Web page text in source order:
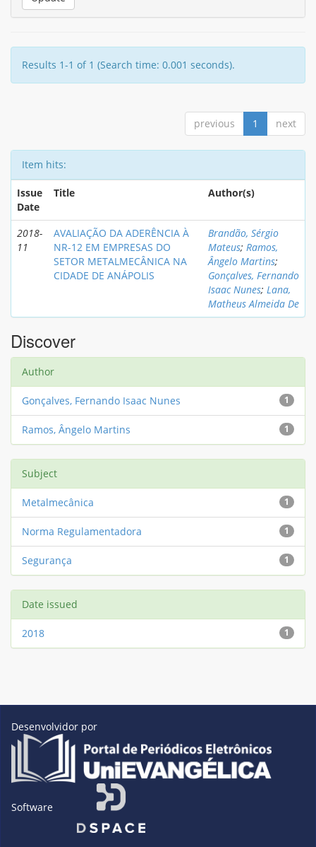
Results 1-1 of 1 (Search time: 0.001 seconds).
previous 1 next
Item hits:
Issue
Date
Title Author(s)
2018-
11
AVALIAÇÃO DA ADERÊNCIA À
NR-12 EM EMPRESAS DO
SETOR METALMECÂNICA NA
CIDADE DE ANÁPOLIS
Brandão, Sérgio
Mateus; Ramos,
Ângelo Martins;
Gonçalves, Fernando
Isaac Nunes; Lana,
Matheus Almeida De
Discover
Author
1
Gonçalves, Fernando Isaac Nunes
1
Ramos, Ângelo Martins
Subject
1
Metalmecânica
1
Norma Regulamentadora
1
Segurança
Date issued
1
2018
Desenvolvidor por
Software